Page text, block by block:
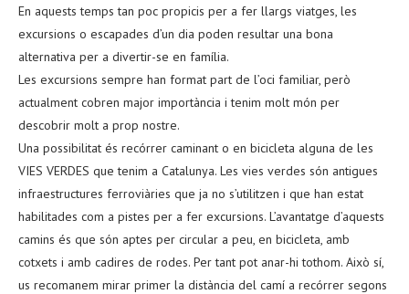
En aquests temps tan poc propicis per a fer llargs viatges, les
excursions o escapades d’un dia poden resultar una bona
alternativa per a divertir-se en família.
Les excursions sempre han format part de l’oci familiar, però
actualment cobren major importància i tenim molt món per
descobrir molt a prop nostre.
Una possibilitat és recórrer caminant o en bicicleta alguna de les
VIES VERDES que tenim a Catalunya. Les vies verdes són antigues
infraestructures ferroviàries que ja no s’utilitzen i que han estat
habilitades com a pistes per a fer excursions. L’avantatge d’aquests
camins és que són aptes per circular a peu, en bicicleta, amb
cotxets i amb cadires de rodes. Per tant pot anar-hi tothom. Això sí,
us recomanem mirar primer la distància del camí a recórrer segons